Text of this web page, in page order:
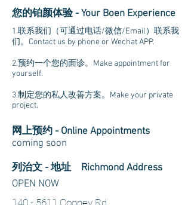
​您的铂颜体验 - Your Boen Experience
1.联系我们（可通过电话/微信/Email）联系我
们。Contact us by phone or Wechat APP.
2.预约一个您的面诊。Make appointment for
yourself.
3.制定您的私人改善方案。Make your private
project.
​网上预约 - Online Appointments
coming soon
列治文 - 地址 Richmond Address
OPEN NOW
140 - 5611 Cooney Rd